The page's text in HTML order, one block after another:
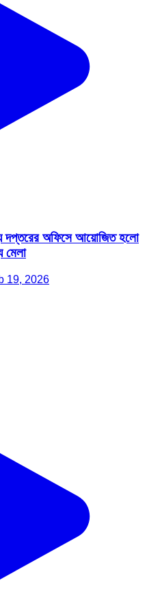
দপ্তরের অফিসে আয়োজিত হলো
মেলা
19, 2026